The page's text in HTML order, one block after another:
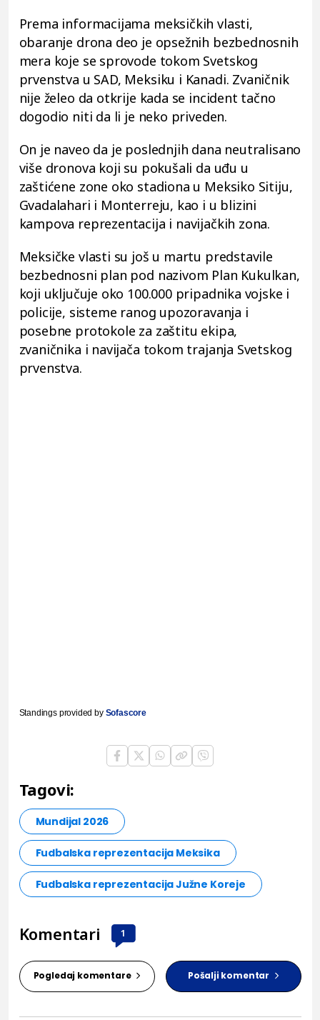
Prema informacijama meksičkih vlasti,
obaranje drona deo je opsežnih bezbednosnih
mera koje se sprovode tokom Svetskog
prvenstva u SAD, Meksiku i Kanadi. Zvaničnik
nije želeo da otkrije kada se incident tačno
dogodio niti da li je neko priveden.
On je naveo da je poslednjih dana neutralisano
više dronova koji su pokušali da uđu u
zaštićene zone oko stadiona u Meksiko Sitiju,
Gvadalahari i Monterreju, kao i u blizini
kampova reprezentacija i navijačkih zona.
Meksičke vlasti su još u martu predstavile
bezbednosni plan pod nazivom Plan Kukulkan,
koji uključuje oko 100.000 pripadnika vojske i
policije, sisteme ranog upozoravanja i
posebne protokole za zaštitu ekipa,
zvaničnika i navijača tokom trajanja Svetskog
prvenstva.
Standings provided by Sofascore
Tagovi:
Mundijal 2026
Fudbalska reprezentacija Meksika
Fudbalska reprezentacija Južne Koreje
Komentari 1
Pogledaj komentare Pošalji komentar